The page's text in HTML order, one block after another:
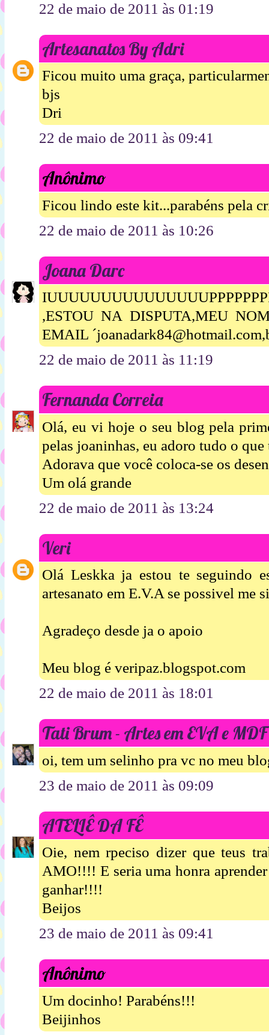
22 de maio de 2011 às 01:19
Artesanatos By Adri
Ficou muito uma graça,
bjs
Dri
22 de maio de 2011 às 09:41
Anônimo
Ficou lindo este kit...parabéns pela
22 de maio de 2011 às 10:26
Joana Darc
,ESTOU NA DISPUTA,MEU
EMAIL
22 de maio de 2011 às 11:19
Fernanda Correia
Olá, eu vi hoje o seu blog pela
pelas joaninhas, eu adoro tudo o
Adorava que você coloca-se os
Um olá grande
22 de maio de 2011 às 13:24
Veri
Olá Leskka ja estou te seguindo
artesanato em E.V.A se possivel me
Agradeço desde ja o apoio
Meu blog é veripaz.blogspot.com
22 de maio de 2011 às 18:01
Tati Brum - Artes em EVA e MDF
oi, tem um selinho pra vc no meu
23 de maio de 2011 às 09:09
ATELIÊ DA FÊ
Oie, nem rpeciso dizer que teus
AMO!!!! E seria uma honra
ganhar!!!!
Beijos
23 de maio de 2011 às 09:41
Anônimo
Um docinho! Parabéns!!!
Beijinhos